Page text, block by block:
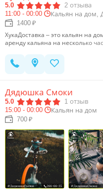
выездного парового коктейля.…
5.0 2 отзыва
11:00 - 00:00
Кальян на дом,
1400 ₽
ХукаДоставка – это кальян на
аренду кальяна на несколько
себя дома. Курьер доставит
чаши будут готовы, вам
Дядюшка Смоки
5.0 1 отзыв
15:00 - 00:00
Кальян на дом
700 ₽